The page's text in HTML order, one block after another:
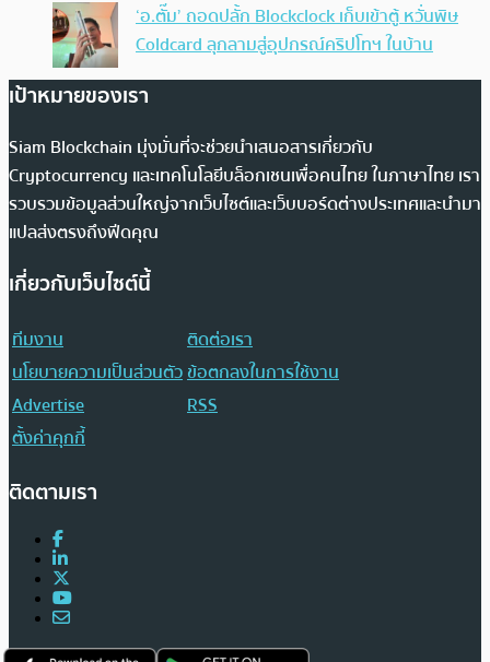
‘อ.ตั๊ม’ ถอดปลั้ก Blockclock เก็บเข้าตู้ หวั่นพิษ
Coldcard ลุกลามสู่อุปกรณ์คริปโทฯ ในบ้าน
เป้าหมายของเรา
Siam Blockchain มุ่งมั่นที่จะช่วยนำเสนอสารเกี่ยวกับ
Cryptocurrency และเทคโนโลยีบล็อกเชนเพื่อคนไทย ในภาษาไทย เรา
รวบรวมข้อมูลส่วนใหญ่จากเว็บไซต์และเว็บบอร์ดต่างประเทศและนำมา
แปลส่งตรงถึงฟีดคุณ
เกี่ยวกับเว็บไซต์นี้
ทีมงาน
ติดต่อเรา
นโยบายความเป็นส่วนตัวข้อตกลงในการใช้งาน
Advertise
RSS
ตั้งค่าคุกกี้
ติดตามเรา